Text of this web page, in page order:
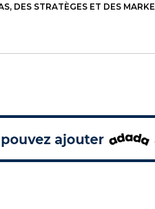
DES STRATÈGES ET DES